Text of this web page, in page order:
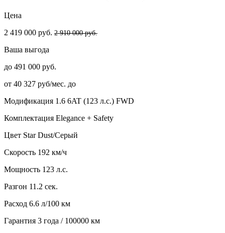
Цена
2 419 000 руб. 2 910 000 руб.
Ваша выгода
до 491 000 руб.
от 40 327 руб/мес. до
Модификация 1.6 6AT (123 л.с.) FWD
Комплектация Elegance + Safety
Цвет Star Dust/Серый
Скорость 192 км/ч
Мощность 123 л.с.
Разгон 11.2 сек.
Расход 6.6 л/100 км
Гарантия 3 года / 100000 км